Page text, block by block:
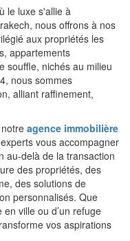
le luxe s'allie à
nous offrons à nos
aux propriétés les
appartements
souffle, nichés au milieu
nous sommes
alliant raffinement,
agence immobilière
vous accompagner
au-delà de la transaction
des propriétés, des
des solutions de
personnalisés. Que
ville ou d’un refuge
vos aspirations